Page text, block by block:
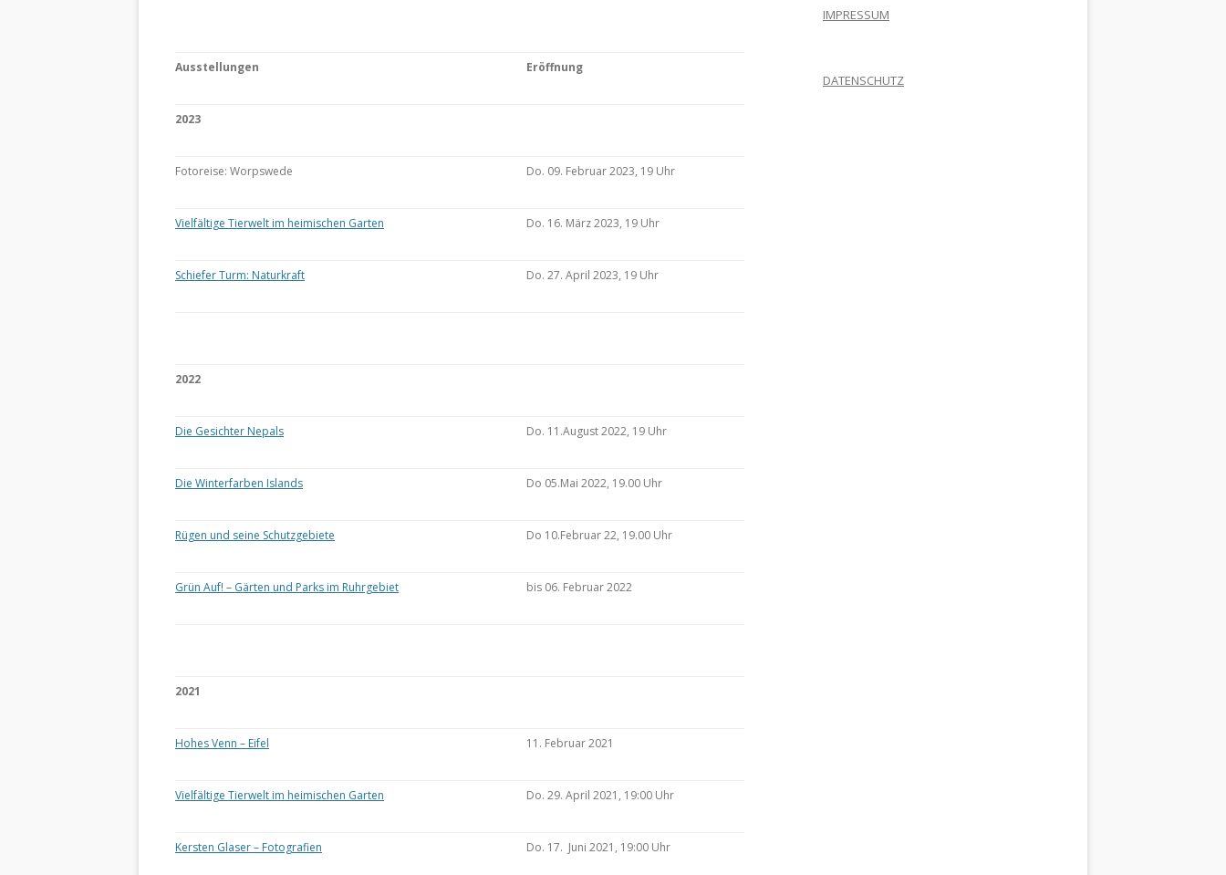
Ausstellungen Eröffnung
2023
Fotoreise: Worpswede Do. 09. Februar 2023, 19 Uhr
Vielfältige Tierwelt im heimischen Garten Do. 16. März 2023, 19 Uhr
Schiefer Turm: Naturkraft Do. 27. April 2023, 19 Uhr
2022
Die Gesichter Nepals Do. 11.August 2022, 19 Uhr
Die Winterfarben Islands Do 05.Mai 2022, 19.00 Uhr
Rügen und seine Schutzgebiete Do 10.Februar 22, 19.00 Uhr
Grün Auf! – Gärten und Parks im Ruhrgebiet bis 06. Februar 2022
2021
Hohes Venn – Eifel 11. Februar 2021
Vielfältige Tierwelt im heimischen Garten Do. 29. April 2021, 19:00 Uhr
Kersten Glaser – Fotografien Do. 17. Juni 2021, 19:00 Uhr
IMPRESSUM
DATENSCHUTZ